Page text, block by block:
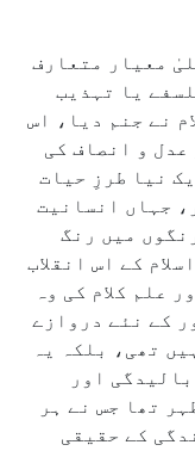
معیار متعارف
یا تہذیب
نے جنم دیا، اس
و انصاف کی
نیا طرزِ حیات
جہاں انسانیت
میں رنگ
کے اس انقلاب
علم کلام کی وہ
کے نئے دروازے
تھی، بلکہ یہ
اور
تھا جس نے ہر
کے حقیقی